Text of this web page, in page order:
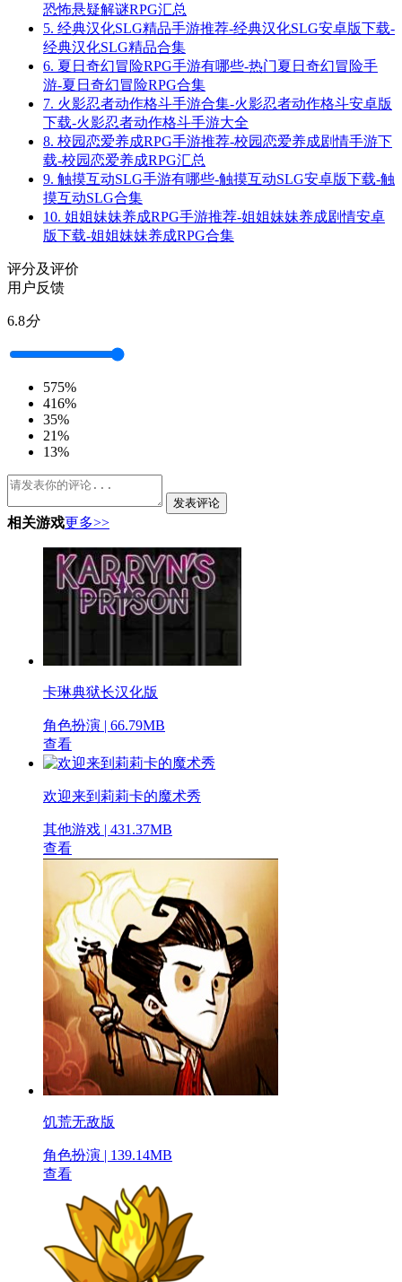
恐怖悬疑解谜RPG汇总
5. 经典汉化SLG精品手游推荐-经典汉化SLG安卓版下载-
经典汉化SLG精品合集
6. 夏日奇幻冒险RPG手游有哪些-热门夏日奇幻冒险手
游-夏日奇幻冒险RPG合集
7. 火影忍者动作格斗手游合集-火影忍者动作格斗安卓版
下载-火影忍者动作格斗手游大全
8. 校园恋爱养成RPG手游推荐-校园恋爱养成剧情手游下
载-校园恋爱养成RPG汇总
9. 触摸互动SLG手游有哪些-触摸互动SLG安卓版下载-触
摸互动SLG合集
10. 姐姐妹妹养成RPG手游推荐-姐姐妹妹养成剧情安卓
版下载-姐姐妹妹养成RPG合集
评分及评价
用户反馈
6.8分
575%
416%
35%
21%
13%
发表评论
相关游戏更多>>
卡琳典狱长汉化版
角色扮演 | 66.79MB
查看
欢迎来到莉莉卡的魔术秀
其他游戏 | 431.37MB
查看
饥荒无敌版
角色扮演 | 139.14MB
查看